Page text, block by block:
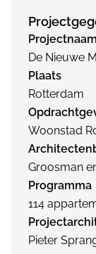
Projectnaam
De Nieuwe
Plaats
Rotterdam
Woonstad
Groosman
Programma
114
Pieter